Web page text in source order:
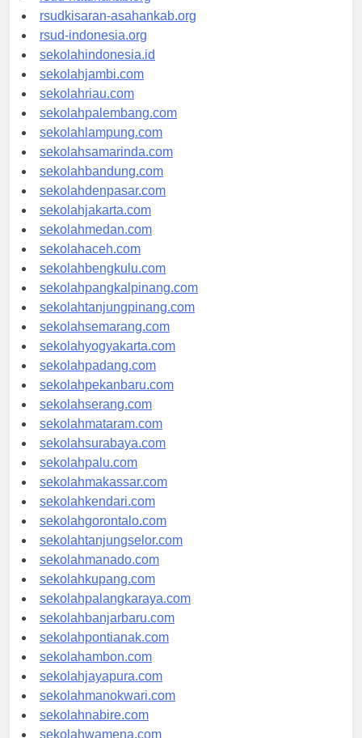
rsud-natunakab.org
rsudkisaran-asahankab.org
rsud-indonesia.org
sekolahindonesia.id
sekolahjambi.com
sekolahriau.com
sekolahpalembang.com
sekolahlampung.com
sekolahsamarinda.com
sekolahbandung.com
sekolahdenpasar.com
sekolahjakarta.com
sekolahmedan.com
sekolahaceh.com
sekolahbengkulu.com
sekolahpangkalpinang.com
sekolahtanjungpinang.com
sekolahsemarang.com
sekolahyogyakarta.com
sekolahpadang.com
sekolahpekanbaru.com
sekolahserang.com
sekolahmataram.com
sekolahsurabaya.com
sekolahpalu.com
sekolahmakassar.com
sekolahkendari.com
sekolahgorontalo.com
sekolahtanjungselor.com
sekolahmanado.com
sekolahkupang.com
sekolahpalangkaraya.com
sekolahbanjarbaru.com
sekolahpontianak.com
sekolahambon.com
sekolahjayapura.com
sekolahmanokwari.com
sekolahnabire.com